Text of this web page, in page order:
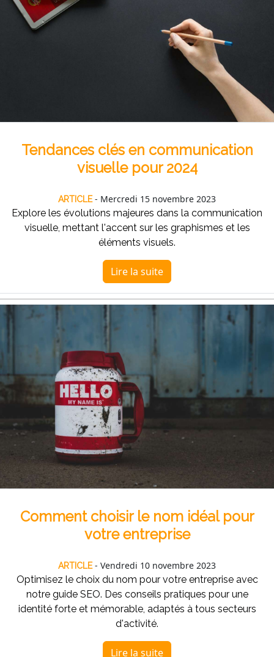
Tendances clés en communication
visuelle pour 2024
ARTICLE- Mercredi 15 novembre 2023
Explore les évolutions majeures dans la communication
visuelle, mettant l'accent sur les graphismes et les
éléments visuels.
Lire la suite
Comment choisir le nom idéal pour
votre entreprise
ARTICLE- Vendredi 10 novembre 2023
Optimisez le choix du nom pour votre entreprise avec
notre guide SEO. Des conseils pratiques pour une
identité forte et mémorable, adaptés à tous secteurs
d'activité.
Lire la suite